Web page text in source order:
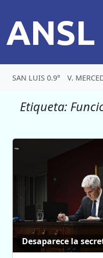
ANSL
SAN LUIS 0.9° V.
Etiqueta: